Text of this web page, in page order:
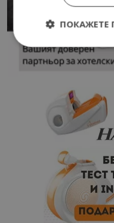
ПОКАЖЕТЕ
Строго
основната
потребителско
акаунта.
правилно без
Име